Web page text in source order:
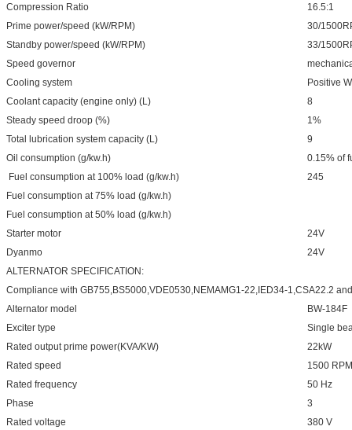
Compression Ratio
16.5:1
Prime power/speed (kW/RPM)
30/
Standby power/speed (kW/RPM)
33/
Speed governor
Cooling system
Positive
Coolant capacity (engine only) (L)
8
Steady speed droop (%)
1%
Total lubrication system capacity (L)
9
Oil consumption (g/kw.h)
0.15% of
Fuel consumption at 100% load (g/kw.h)
245
Fuel consumption at 75% load (g/kw.h)
Fuel consumption at 50% load (g/kw.h)
Starter motor
24V
Dyanmo
24V
ALTERNATOR SPECIFICATION:
Compliance with GB755,BS5000,VDE0530,NEMAMG1-22,IED34-1,CSA22.2
Alternator model
BW-184F
Exciter type
Single
Rated output prime power(KVA/KW)
22kW
Rated speed
1500 RPM
Rated frequency
50 Hz
Phase
3
Rated voltage
380 V